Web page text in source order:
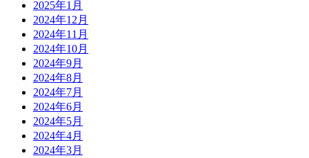
2025年1月
2024年12月
2024年11月
2024年10月
2024年9月
2024年8月
2024年7月
2024年6月
2024年5月
2024年4月
2024年3月